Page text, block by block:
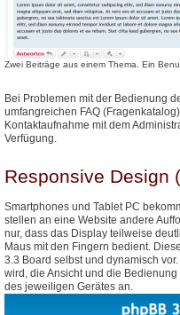
Zwei Beiträge aus einem Thema. Ein
Bei Problemen mit der Bedienung
umfangreichen FAQ
Kontaktaufnahme mit dem
Verfügung.
Responsive Design
Smartphones und Tablet PC
stellen an eine Website andere
nur, dass das Display teilweise
Maus mit den Fingern bedient.
3.3 Board selbst und dynamisch
wird, die Ansicht und die
des jeweiligen Gerätes an.